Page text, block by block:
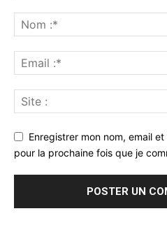
Enregistrer mon nom, email
pour la prochaine fois que je